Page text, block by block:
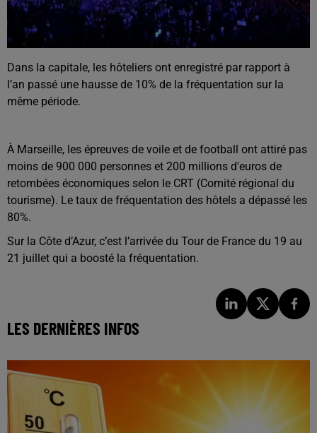
Dans la capitale, les hôteliers ont enregistré par rapport à
l’an passé une hausse de 10% de la fréquentation sur la
même période.
À Marseille, les épreuves de voile et de football ont attiré pas
moins de 900 000 personnes et 200 millions d'euros de
retombées économiques selon le CRT (Comité régional du
tourisme). Le taux de fréquentation des hôtels a dépassé les
80%.
Sur la Côte d’Azur, c’est l’arrivée du Tour de France du 19 au
21 juillet qui a boosté la fréquentation.
LES DERNIÈRES INFOS